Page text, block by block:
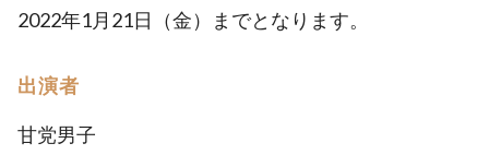
2022年1月21日（金）までとなります。
出演者
甘党男子